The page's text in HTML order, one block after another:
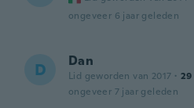
ongeveer 6 jaar geleden
D Dan
Lid geworden van 2017 · 29
ongeveer 7 jaar geleden